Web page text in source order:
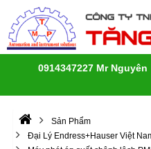
0914347227 Mr Nguyên
Sản Phẩm
Đại Lý Endress+Hauser Việt